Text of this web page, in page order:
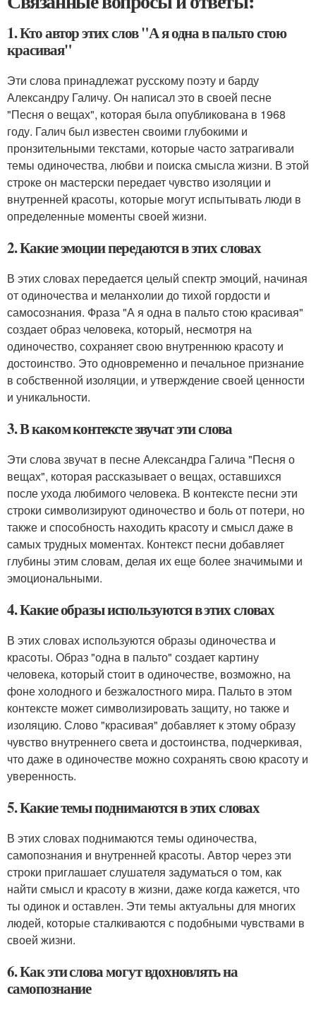
1. Кто автор этих слов "А я одна в пальто стою
красивая"
Эти слова принадлежат русскому поэту и барду
Александру Галичу. Он написал это в своей песне
"Песня о вещах", которая была опубликована в 1968
году. Галич был известен своими глубокими и
пронзительными текстами, которые часто затрагивали
темы одиночества, любви и поиска смысла жизни. В этой
строке он мастерски передает чувство изоляции и
внутренней красоты, которые могут испытывать люди в
определенные моменты своей жизни.
2. Какие эмоции передаются в этих словах
В этих словах передается целый спектр эмоций, начиная
от одиночества и меланхолии до тихой гордости и
самосознания. Фраза "А я одна в пальто стою красивая"
создает образ человека, который, несмотря на
одиночество, сохраняет свою внутреннюю красоту и
достоинство. Это одновременно и печальное признание
в собственной изоляции, и утверждение своей ценности
и уникальности.
3. В каком контексте звучат эти слова
Эти слова звучат в песне Александра Галича "Песня о
вещах", которая рассказывает о вещах, оставшихся
после ухода любимого человека. В контексте песни эти
строки символизируют одиночество и боль от потери, но
также и способность находить красоту и смысл даже в
самых трудных моментах. Контекст песни добавляет
глубины этим словам, делая их еще более значимыми и
эмоциональными.
4. Какие образы используются в этих словах
В этих словах используются образы одиночества и
красоты. Образ "одна в пальто" создает картину
человека, который стоит в одиночестве, возможно, на
фоне холодного и безжалостного мира. Пальто в этом
контексте может символизировать защиту, но также и
изоляцию. Слово "красивая" добавляет к этому образу
чувство внутреннего света и достоинства, подчеркивая,
что даже в одиночестве можно сохранять свою красоту и
уверенность.
5. Какие темы поднимаются в этих словах
В этих словах поднимаются темы одиночества,
самопознания и внутренней красоты. Автор через эти
строки приглашает слушателя задуматься о том, как
найти смысл и красоту в жизни, даже когда кажется, что
ты одинок и оставлен. Эти темы актуальны для многих
людей, которые сталкиваются с подобными чувствами в
своей жизни.
6. Как эти слова могут вдохновлять на
самопознание